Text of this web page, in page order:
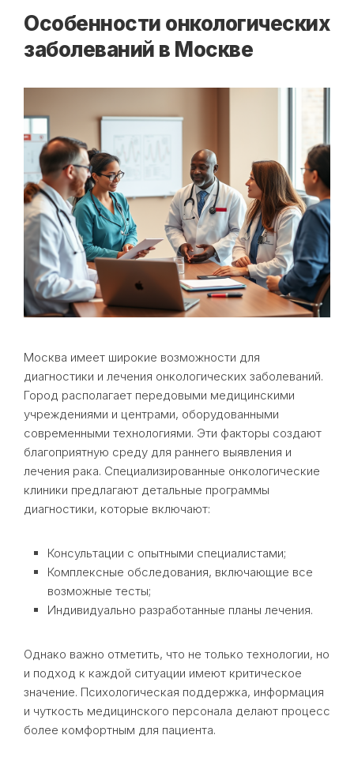
Особенности онкологических
заболеваний в Москве
Москва имеет широкие возможности для
диагностики и лечения онкологических заболеваний.
Город располагает передовыми медицинскими
учреждениями и центрами, оборудованными
современными технологиями. Эти факторы создают
благоприятную среду для раннего выявления и
лечения рака. Специализированные онкологические
клиники предлагают детальные программы
диагностики, которые включают:
Консультации с опытными специалистами;
Комплексные обследования, включающие все
возможные тесты;
Индивидуально разработанные планы лечения.
Однако важно отметить, что не только технологии, но
и подход к каждой ситуации имеют критическое
значение. Психологическая поддержка, информация
и чуткость медицинского персонала делают процесс
более комфортным для пациента.